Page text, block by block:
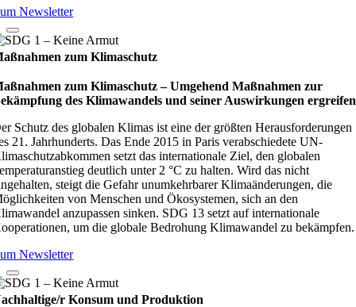
Newsletter
zum Klimaschutz
zum Klimaschutz – Umge­hend Maß­nah­men zur
des Kli­ma­wan­dels und sei­ner Aus­wir­kun­gen ergrei­fen
Schutz des globalen Klimas ist eine der größten Herausforderungen
21. Jahrhunderts. Das Ende 2015 in Paris verabschiedete UN-
setzt das internationale Ziel, den globalen
deutlich unter 2 °C zu halten. Wird das nicht
steigt die Gefahr unumkehrbarer Klimaänderungen, die
von Menschen und Ökosystemen, sich an den
anzupassen sinken. SDG 13 setzt auf internationale
um die globale Bedrohung Klimawandel zu bekämpfen.
Newsletter
r Konsum und Produktion